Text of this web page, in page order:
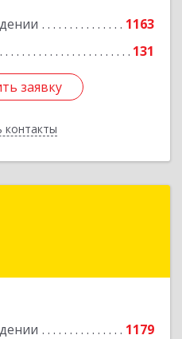
1163
131
заявку
контакты
Подробнее
заявку
1179
обл, Екатеринбург г,